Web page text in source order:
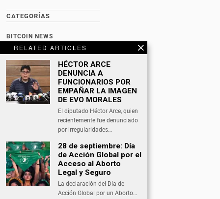
RELATED ARTICLES
HÉCTOR ARCE
DENUNCIA A
FUNCIONARIOS POR
EMPAÑAR LA IMAGEN
DE EVO MORALES
El diputado Héctor Arce, quien
recientemente fue denunciado
por irregularidades…
28 de septiembre: Día
de Acción Global por el
Acceso al Aborto
Legal y Seguro
La declaración del Día de
Acción Global por un Aborto…
CATEGORÍAS
BITCOIN NEWS
CULTURA
DATING
DEPORTES
ECONOMÍA
INTERNACIONAL
OPINIÓN
SALUD
TECNOLOGÍA